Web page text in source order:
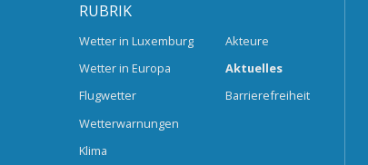
RUBRIK
Wetter in Luxemburg
Wetter in Europa
Flugwetter
Wetterwarnungen
Klima
Akteure
Aktuelles
Barrierefreiheit